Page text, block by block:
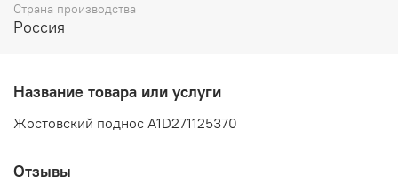
Страна производства
Россия
Название товара или услуги
Жостовский поднос A1D271125370
Отзывы